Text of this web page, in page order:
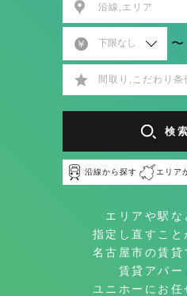
沿線,エリア
〜
間取り,こだわり条
検
沿線から探す エリア
エリアや駅な
指定し直すこと
名古屋市の賃貸
賃貸アパー
ユニホーにお任